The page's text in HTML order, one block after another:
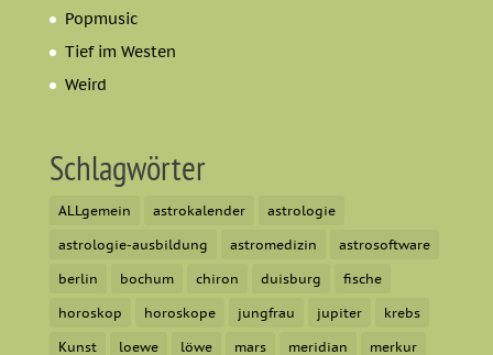
Popmusic
Tief im Westen
Weird
Schlagwörter
ALLgemein astrokalender astrologie
astrologie-ausbildung astromedizin astrosoftware
berlin bochum chiron duisburg fische
horoskop horoskope jungfrau jupiter krebs
Kunst loewe löwe mars meridian merkur